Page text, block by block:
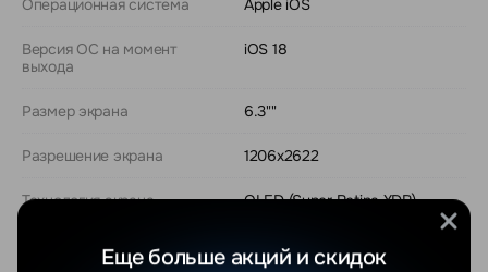
Операционная система Apple iOS
Версия ОС на момент
выхода
iOS 18
Размер экрана 6.3""
Разрешение экрана 1206x2622
Технология экрана OLED (Super Retina XDR)
Частота обновления экрана 120 Гц
Еще больше акций и скидок